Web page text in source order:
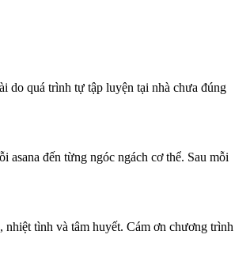
do quá trình tự tập luyện tại nhà chưa đúng
asana đến từng ngóc ngách cơ thể. Sau mỗi
tình và tâm huyết. Cám ơn chương trình